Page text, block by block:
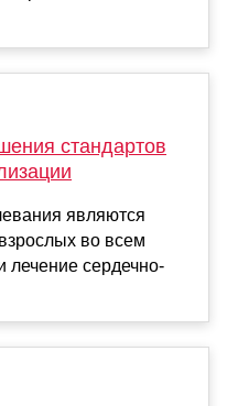
стандартов
являются
во всем
лечение сердечно-